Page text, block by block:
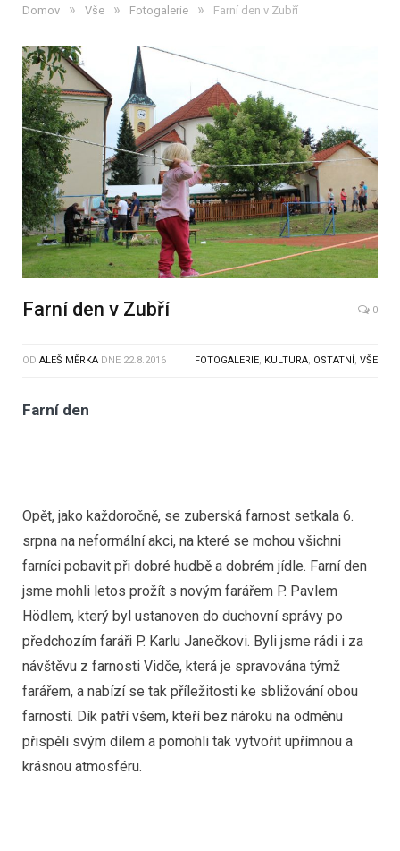
Domov » Vše » Fotogalerie » Farní den v Zubří
Farní den v Zubří 0
OD ALEŠ MĚRKA DNE 22.8.2016 FOTOGALERIE, KULTURA, OSTATNÍ , VŠE
Farní den
Opět, jako každoročně, se zuberská farnost setkala 6.
srpna na neformální akci, na které se mohou všichni
farníci pobavit při dobré hudbě a dobrém jídle. Farní den
jsme mohli letos prožít s novým farářem P. Pavlem
Hödlem, který byl ustanoven do duchovní správy po
předchozím faráři P. Karlu Janečkovi. Byli jsme rádi i za
návštěvu z farnosti Vidče, která je spravována týmž
farářem, a nabízí se tak příležitosti ke sbližování obou
farností. Dík patří všem, kteří bez nároku na odměnu
přispěli svým dílem a pomohli tak vytvořit upřímnou a
krásnou atmosféru.